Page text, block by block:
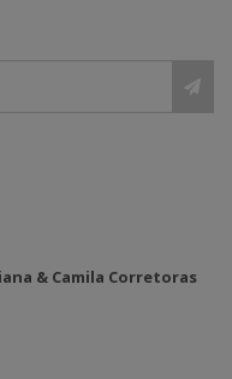
& Camila Corretoras